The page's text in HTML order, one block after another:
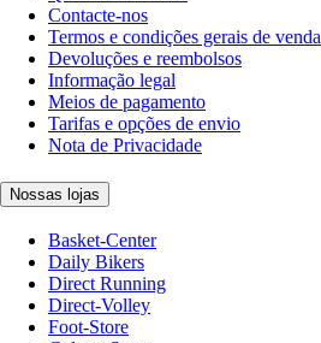
Contacte-nos
Termos e condições gerais de venda
Devoluções e reembolsos
Informação legal
Meios de pagamento
Tarifas e opções de envio
Nota de Privacidade
Nossas lojas
Basket-Center
Daily Bikers
Direct Running
Direct-Volley
Foot-Store